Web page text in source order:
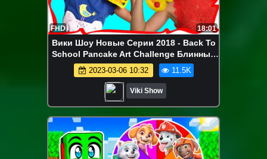
FHD 18:01
Вики Шоу Новые Серии 2018 - Back To
School Pancake Art Challenge Блинный
Челлендж Бэк Ту Скул Вика против
Мамы // Вики Шоу
2023-03-06 10:32 11.5K
Viki Show